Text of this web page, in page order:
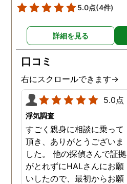
5.0点(4件)
詳細を見る
口コミ
右にスクロールできます→
5.0点
浮気調査
すごく親身に相談に乗って
頂き、ありがとうございま
した。 他の探偵さんで証拠
がとれずにHALさんにお願
いしたので、最初からお願